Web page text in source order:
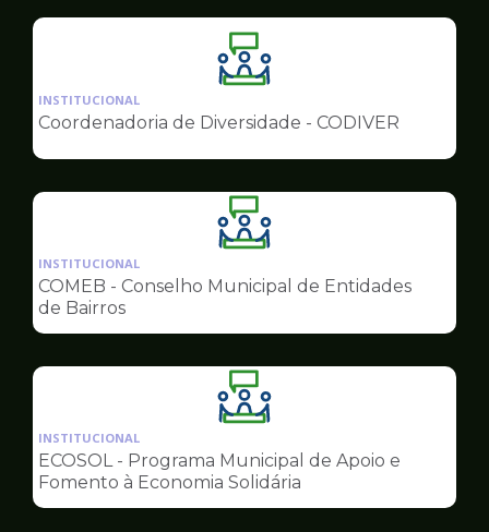
Ilustração
da
pagina
Conselhos
INSTITUCIONAL
Coordenadoria de Diversidade - CODIVER
Ilustração
da
pagina
Conselhos
INSTITUCIONAL
COMEB - Conselho Municipal de Entidades
de Bairros
Ilustração
da
pagina
de
Conselhos
INSTITUCIONAL
ECOSOL - Programa Municipal de Apoio e
Fomento à Economia Solidária